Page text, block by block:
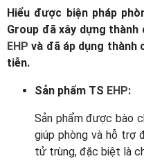
Hiểu được biện pháp
Group đã xây dựng
EHP và đã áp dụng
tiễn.
Sản phẩm TS EHP:
Sản phẩm được bào
giúp phòng và hỗ trợ
tử trùng, đặc biệt là